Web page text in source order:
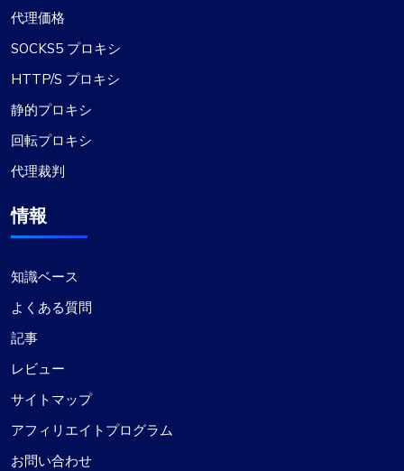
とが証明されています。プロキシのセットアップ
プロセスは迅速で、24 時間体制のカスタマー サポ
高く、速度や制限に関連する問題はありません。
さらに、利用可能な国とサブネットの範囲は非常
にとっては間違いなく価値のあるオプションで
す。
悪くない
たが、スムーズなサービスと幅広いオプションに
驚きました。ProxyCompass のプロキシは信頼性
代理価格
SOCKS5 プロキシ
HTTP/S プロキシ
静的プロキシ
回転プロキシ
代理裁判
情報
知識ベース
よくある質問
記事
レビュー
サイトマップ
アフィリエイトプログラム
お問い合わせ